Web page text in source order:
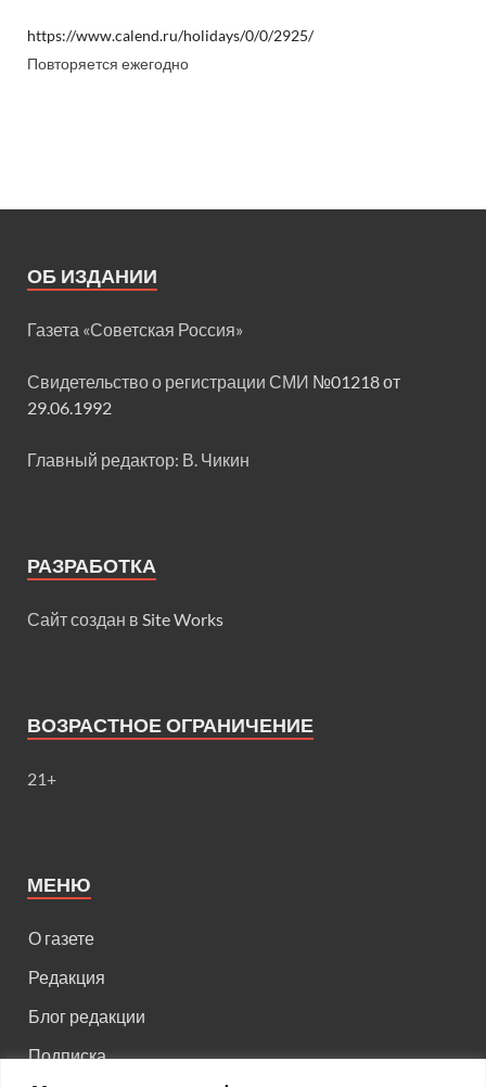
https://www.calend.ru/holidays/0/0/2925/
Повторяется ежегодно
ОБ ИЗДАНИИ
Газета «Советская Россия»
Свидетельство о регистрации СМИ №01218 от
29.06.1992
Главный редактор: В. Чикин
РАЗРАБОТКА
Сайт создан в Site Works
ВОЗРАСТНОЕ ОГРАНИЧЕНИЕ
21+
МЕНЮ
О газете
Редакция
Блог редакции
Подписка